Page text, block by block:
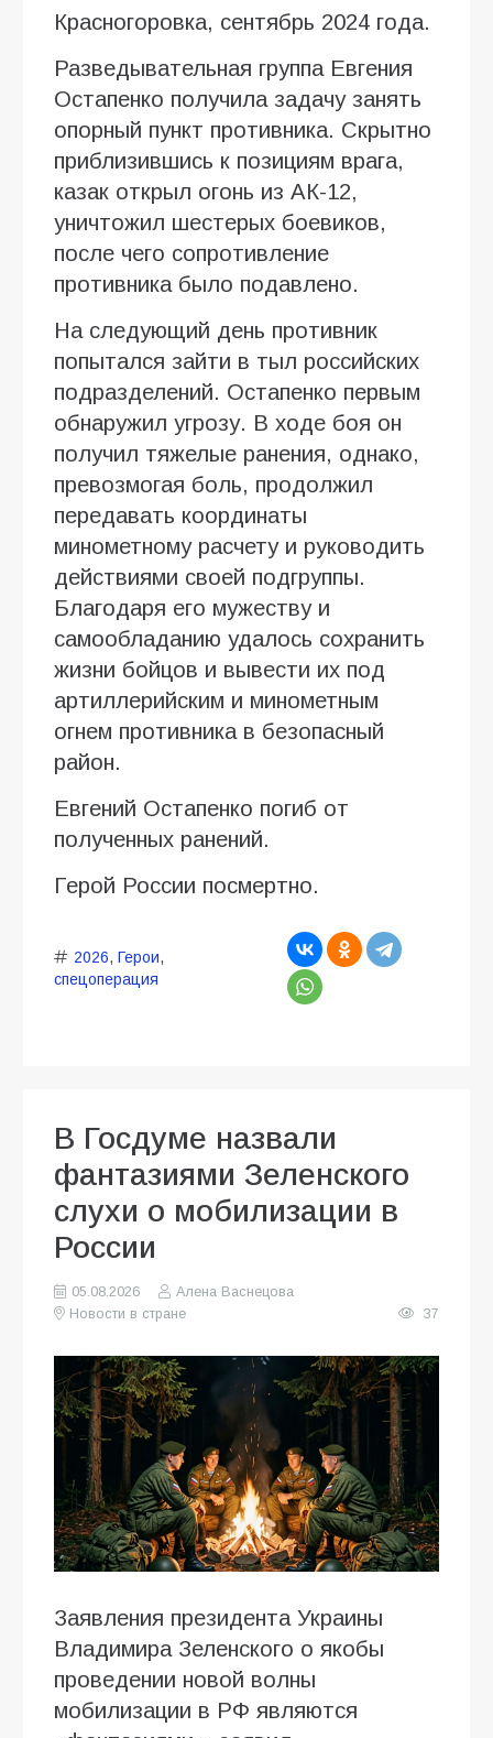
Красногоровка, сентябрь 2024 года.
Разведывательная группа Евгения
Остапенко получила задачу занять
опорный пункт противника. Скрытно
приблизившись к позициям врага,
казак открыл огонь из АК-12,
уничтожил шестерых боевиков,
после чего сопротивление
противника было подавлено.
На следующий день противник
попытался зайти в тыл российских
подразделений. Остапенко первым
обнаружил угрозу. В ходе боя он
получил тяжелые ранения, однако,
превозмогая боль, продолжил
передавать координаты
минометному расчету и руководить
действиями своей подгруппы.
Благодаря его мужеству и
самообладанию удалось сохранить
жизни бойцов и вывести их под
артиллерийским и минометным
огнем противника в безопасный
район.
Евгений Остапенко погиб от
полученных ранений.
Герой России посмертно.
2026, Герои,
спецоперация
В Госдуме назвали
фантазиями Зеленского
слухи о мобилизации в
России
05.08.2026
Алена Васнецова
Новости в стране
37
Заявления президента Украины
Владимира Зеленского о якобы
проведении новой волны
мобилизации в РФ являются